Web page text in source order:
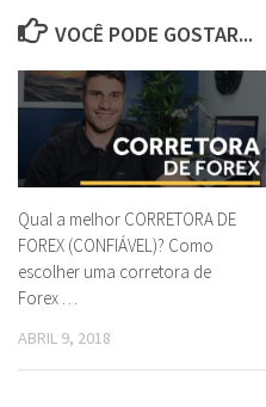
VOCÊ PODE GOSTAR...
Qual a melhor CORRETORA DE
FOREX (CONFIÁVEL)? Como
escolher uma corretora de
Forex …
ABRIL 9, 2018